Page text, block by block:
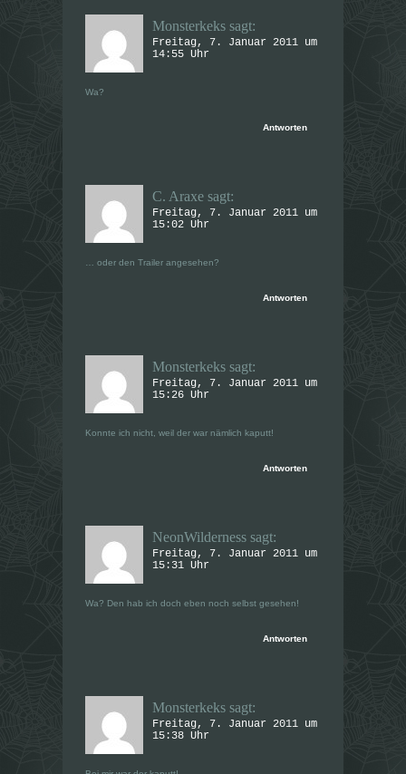
Monsterkeks sagt:
Freitag, 7. Januar 2011 um
14:55 Uhr
Wa?
Antworten
C. Araxe sagt:
Freitag, 7. Januar 2011 um
15:02 Uhr
… oder den Trailer angesehen?
Antworten
Monsterkeks sagt:
Freitag, 7. Januar 2011 um
15:26 Uhr
Konnte ich nicht, weil der war nämlich kaputt!
Antworten
NeonWilderness sagt:
Freitag, 7. Januar 2011 um
15:31 Uhr
Wa? Den hab ich doch eben noch selbst gesehen!
Antworten
Monsterkeks sagt:
Freitag, 7. Januar 2011 um
15:38 Uhr